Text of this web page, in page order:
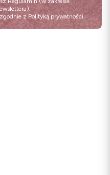
z Polityką prywatności.